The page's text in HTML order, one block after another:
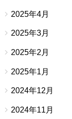
2025年4月
2025年3月
2025年2月
2025年1月
2024年12月
2024年11月